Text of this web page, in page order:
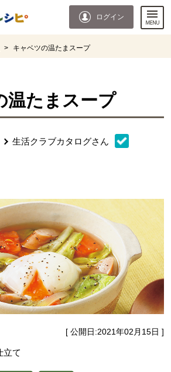
ログイン
> キャベツの温たまスープ
温たまスープ
生活クラブカタログさん
[ 公開日:2021年02月15日 ]
立て